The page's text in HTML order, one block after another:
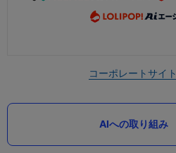
コーポレートサイト
AIへの取り組み